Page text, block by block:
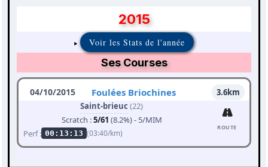
2015
Voir les Stats de l'année
Ses Courses
04/10/2015 Foulées Briochines
3.6km
Saint-brieuc (22)
Scratch :5/61 (8.2%) - 5/MIM
Perf : 00:13:13 (03:40/km)
ROUTE